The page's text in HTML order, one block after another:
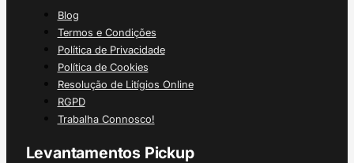
Blog
Termos e Condições
Política de Privacidade
Política de Cookies
Resolução de Litígios Online
RGPD
Trabalha Connosco!
Levantamentos Pickup